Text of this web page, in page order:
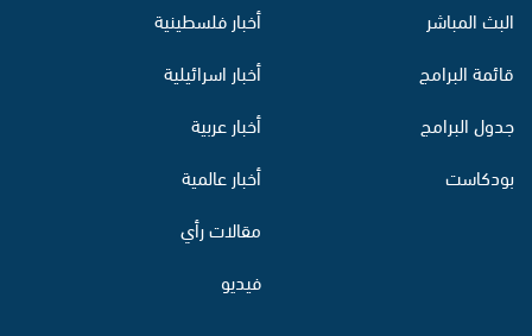
البث المباشر
قائمة البرامج
جدول البرامج
بودكاست
أخبار فلسطينية
أخبار اسرائيلية
أخبار عربية
أخبار عالمية
مقالات رأي
فيديو